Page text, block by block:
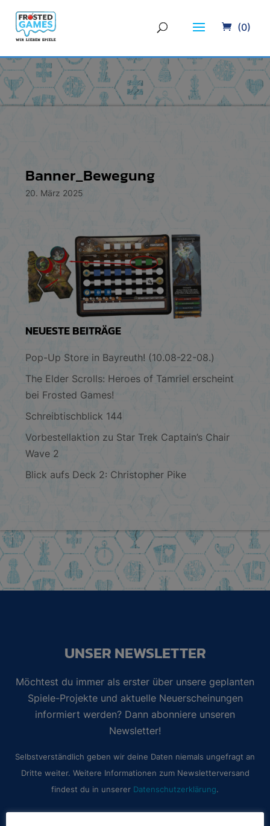
(0)
Banner_Bewegung
20. März 2025
NEUESTE BEITRÄGE
Pop-Up Store in Bayreuth! (10.08-22-08.)
The Elder Scrolls: Heroes of Tamriel erscheint
bei Frosted Games!
Schreibtischblick 144
Vorbestellaktion zu Star Trek Captain’s Chair
Wave 2
Blick aufs Deck 2: Christopher Pike
UNSER NEWSLETTER
Möchtest du immer als erster über unsere geplanten
Spiele-Projekte und aktuelle Neuerscheinungen
informiert werden? Dann abonniere unseren
Newsletter!
Selbstverständlich geben wir deine Daten niemals ungefragt an
Dritte weiter. Weitere Informationen zum Newsletterversand
findest du in unserer Datenschutzerklärung.